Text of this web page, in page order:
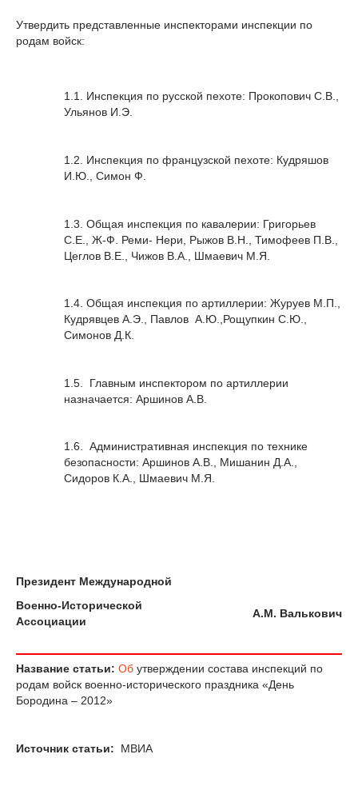
Утвердить представленные инспекторами инспекции по
родам войск:
1.1. Инспекция по русской пехоте: Прокопович С.В.,
Ульянов И.Э.
1.2. Инспекция по французской пехоте: Кудряшов
И.Ю., Симон Ф.
1.3. Общая инспекция по кавалерии: Григорьев
С.Е., Ж-Ф. Реми- Нери, Рыжов В.Н., Тимофеев П.В.,
Цеглов В.Е., Чижов В.А., Шмаевич М.Я.
1.4. Общая инспекция по артиллерии: Журуев М.П.,
Кудрявцев А.Э., Павлов А.Ю.,Рощупкин С.Ю.,
Симонов Д.К.
1.5. Главным инспектором по артиллерии
назначается: Аршинов А.В.
1.6. Административная инспекция по технике
безопасности: Аршинов А.В., Мишанин Д.А.,
Сидоров К.А., Шмаевич М.Я.
Президент Международной
Военно-Исторической
Ассоциации
А.М. Валькович
Название статьи: Об утверждении состава инспекций по
родам войск военно-исторического праздника «День
Бородина – 2012»
Источник статьи: МВИА